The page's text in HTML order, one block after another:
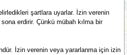
şartlara uyarlar. İzin verenin
erdirir. Çünkü mübah kılma bir
İzin verenin veya yararlanma için izin